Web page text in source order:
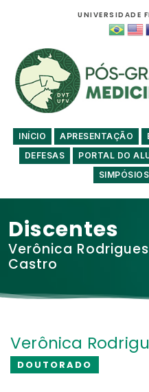
UNIVERSIDADE
INÍCIO APRESENTAÇÃO
DEFESAS
PORTAL DO
SIMPÓSIOS
Discentes
Verônica Rodrigues
Castro
Verônica
DOUTORADO